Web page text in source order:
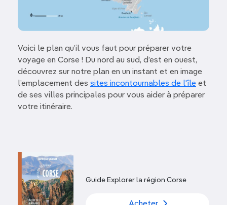
Voici le plan qu’il vous faut pour préparer votre
voyage en Corse ! Du nord au sud, d’est en ouest,
découvrez sur notre plan en un instant et en image
l’emplacement des sites incontournables de l'île et
de ses villes principales pour vous aider à préparer
votre itinéraire.
Guide Explorer la région Corse